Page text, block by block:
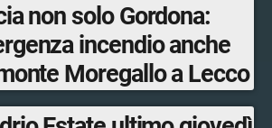
solo Gordona:
incendio anche
sul monte Moregallo a Lecco